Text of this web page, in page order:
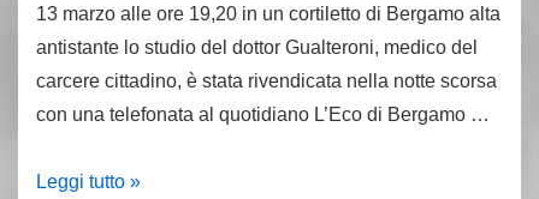
13 marzo alle ore 19,20 in un cortiletto di Bergamo alta
antistante lo studio del dottor Gualteroni, medico del
carcere cittadino, è stata rivendicata nella notte scorsa
con una telefonata al quotidiano L’Eco di Bergamo …
13.3.79,
Leggi tutto »